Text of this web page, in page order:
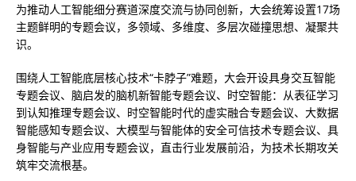
为推动人工智能细分赛道深度交流与协同创新，大会统筹设置17场
主题鲜明的专题会议，多领域、多维度、多层次碰撞思想、凝聚共
识。
围绕人工智能底层核心技术“卡脖子”难题，大会开设具身交互智能
专题会议、脑启发的脑机新智能专题会议、时空智能：从表征学习
到认知推理专题会议、时空智能时代的虚实融合专题会议、大数据
智能感知专题会议、大模型与智能体的安全可信技术专题会议、具
身智能与产业应用专题会议，直击行业发展前沿，为技术长期攻关
筑牢交流根基。